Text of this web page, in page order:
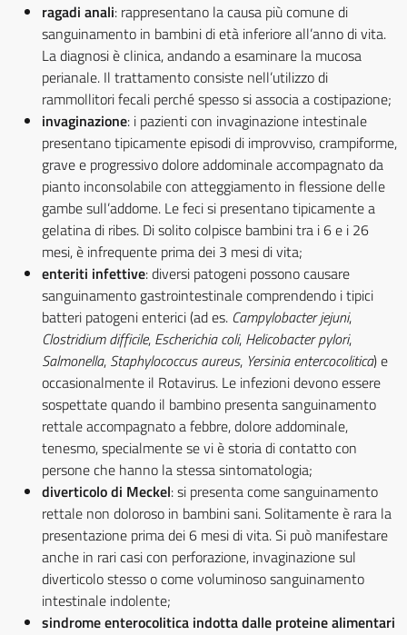
ragadi anali: rappresentano la causa più comune di
sanguinamento in bambini di età inferiore all’anno di vita.
La diagnosi è clinica, andando a esaminare la mucosa
perianale. Il trattamento consiste nell’utilizzo di
rammollitori fecali perché spesso si associa a costipazione;
invaginazione: i pazienti con invaginazione intestinale
presentano tipicamente episodi di improvviso, crampiforme,
grave e progressivo dolore addominale accompagnato da
pianto inconsolabile con atteggiamento in flessione delle
gambe sull’addome. Le feci si presentano tipicamente a
gelatina di ribes. Di solito colpisce bambini tra i 6 e i 26
mesi, è infrequente prima dei 3 mesi di vita;
enteriti infettive: diversi patogeni possono causare
sanguinamento gastrointestinale comprendendo i tipici
batteri patogeni enterici (ad es. Campylobacter jejuni,
Clostridium difficile, Escherichia coli, Helicobacter pylori,
Salmonella, Staphylococcus aureus, Yersinia entercocolitica) e
occasionalmente il Rotavirus. Le infezioni devono essere
sospettate quando il bambino presenta sanguinamento
rettale accompagnato a febbre, dolore addominale,
tenesmo, specialmente se vi è storia di contatto con
persone che hanno la stessa sintomatologia;
diverticolo di Meckel: si presenta come sanguinamento
rettale non doloroso in bambini sani. Solitamente è rara la
presentazione prima dei 6 mesi di vita. Si può manifestare
anche in rari casi con perforazione, invaginazione sul
diverticolo stesso o come voluminoso sanguinamento
intestinale indolente;
sindrome enterocolitica indotta dalle proteine alimentari